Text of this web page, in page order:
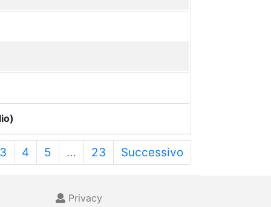
3 4 5 … 23 Successivo
Privacy